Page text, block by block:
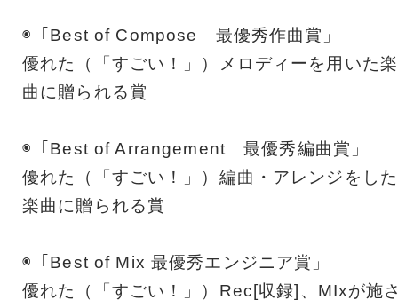
◉「Best of Compose 最優秀作曲賞」
優れた（「すごい！」）メロディーを用いた楽
曲に贈られる賞
◉「Best of Arrangement 最優秀編曲賞」
優れた（「すごい！」）編曲・アレンジをした
楽曲に贈られる賞
◉「Best of Mix 最優秀エンジニア賞」
優れた（「すごい！」）Rec[収録]、MIxが施